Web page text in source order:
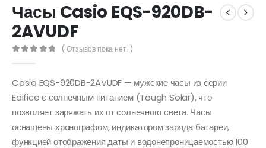
Часы Casio EQS-920DB-
2AVUDF
( Отзывов пока нет. )
Casio EQS-920DB-2AVUDF — мужские часы из серии
Edifice с солнечным питанием (Tough Solar), что
позволяет заряжать их от солнечного света. Часы
оснащены хронографом, индикатором заряда батареи,
функцией отображения даты и водонепроницаемостью 100